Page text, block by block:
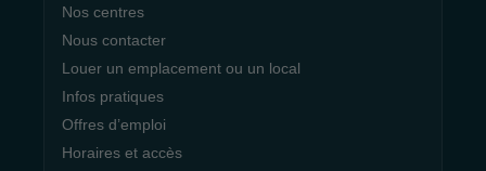
Nos centres
Nous contacter
Louer un emplacement ou un local
Infos pratiques
Offres d’emploi
Horaires et accès